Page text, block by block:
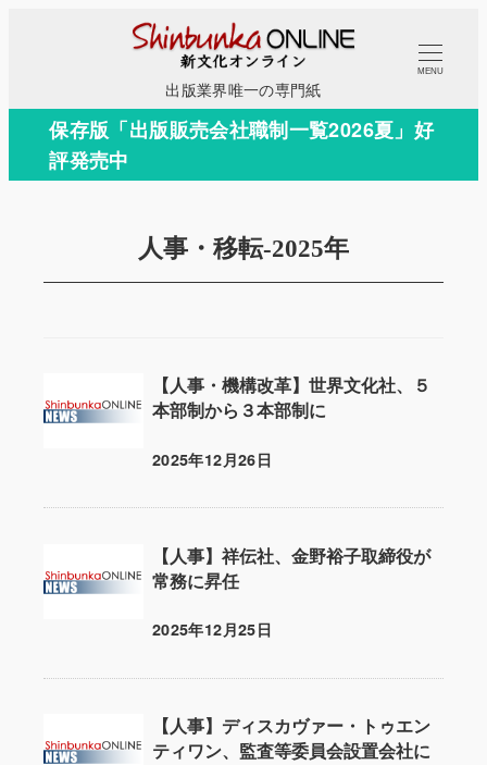
コ
テ
出版業界唯一の専門紙
MENU
保存版「出版販売会社職制一覧2026夏」好
評発売中
人事・移転-2025年
【人事・機構改革】世界文化社、５
本部制から３本部制に
投稿日
2025年12月26日
【人事】祥伝社、金野裕子取締役が
常務に昇任
投稿日
2025年12月25日
【人事】ディスカヴァー・トゥエン
ティワン、監査等委員会設置会社に